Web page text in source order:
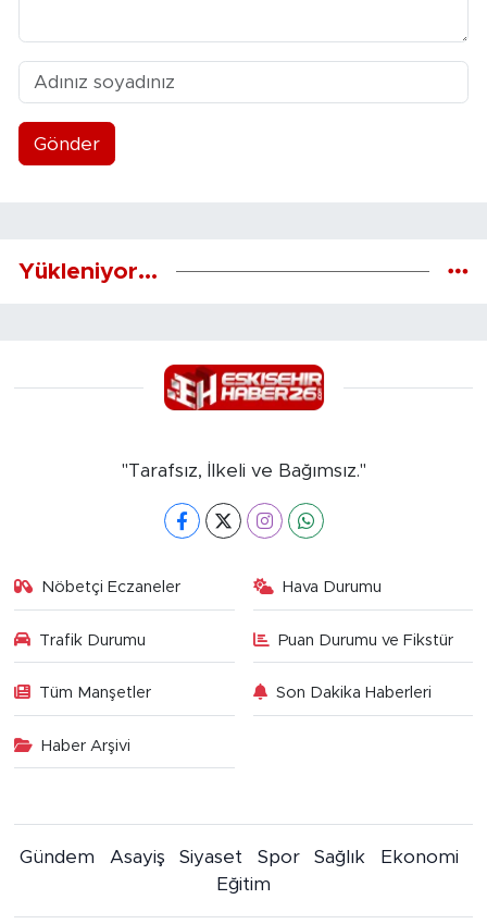
Gönder
Yükleniyor...
"Tarafsız, İlkeli ve Bağımsız."
Nöbetçi Eczaneler Hava Durumu
Trafik Durumu Puan Durumu ve Fikstür
Tüm Manşetler Son Dakika Haberleri
Haber Arşivi
Gündem Asayiş Siyaset Spor Sağlık
Ekonomi
Eğitim